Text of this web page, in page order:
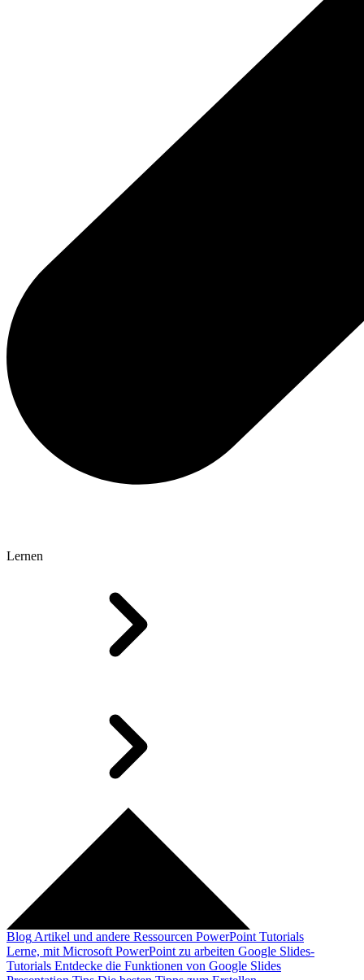
Lernen
Blog Artikel und andere Ressourcen PowerPoint Tutorials
Lerne, mit Microsoft PowerPoint zu arbeiten Google Slides-
Tutorials Entdecke die Funktionen von Google Slides